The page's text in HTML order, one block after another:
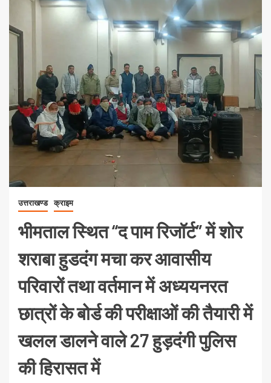
उत्तराखण्ड क्राइम
भीमताल स्थित “द पाम रिजॉर्ट” में शोर
शराबा हुडदंग मचा कर आवासीय
परिवारों तथा वर्तमान में अध्ययनरत
छात्रों के बोर्ड की परीक्षाओं की तैयारी में
खलल डालने वाले 27 हुड़दंगी पुलिस
की हिरासत में